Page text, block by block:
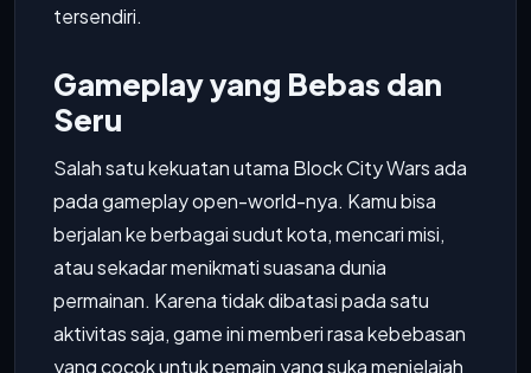
tersendiri.
Gameplay yang Bebas dan
Seru
Salah satu kekuatan utama Block City Wars ada
pada gameplay open-world-nya. Kamu bisa
berjalan ke berbagai sudut kota, mencari misi,
atau sekadar menikmati suasana dunia
permainan. Karena tidak dibatasi pada satu
aktivitas saja, game ini memberi rasa kebebasan
yang cocok untuk pemain yang suka menjelajah